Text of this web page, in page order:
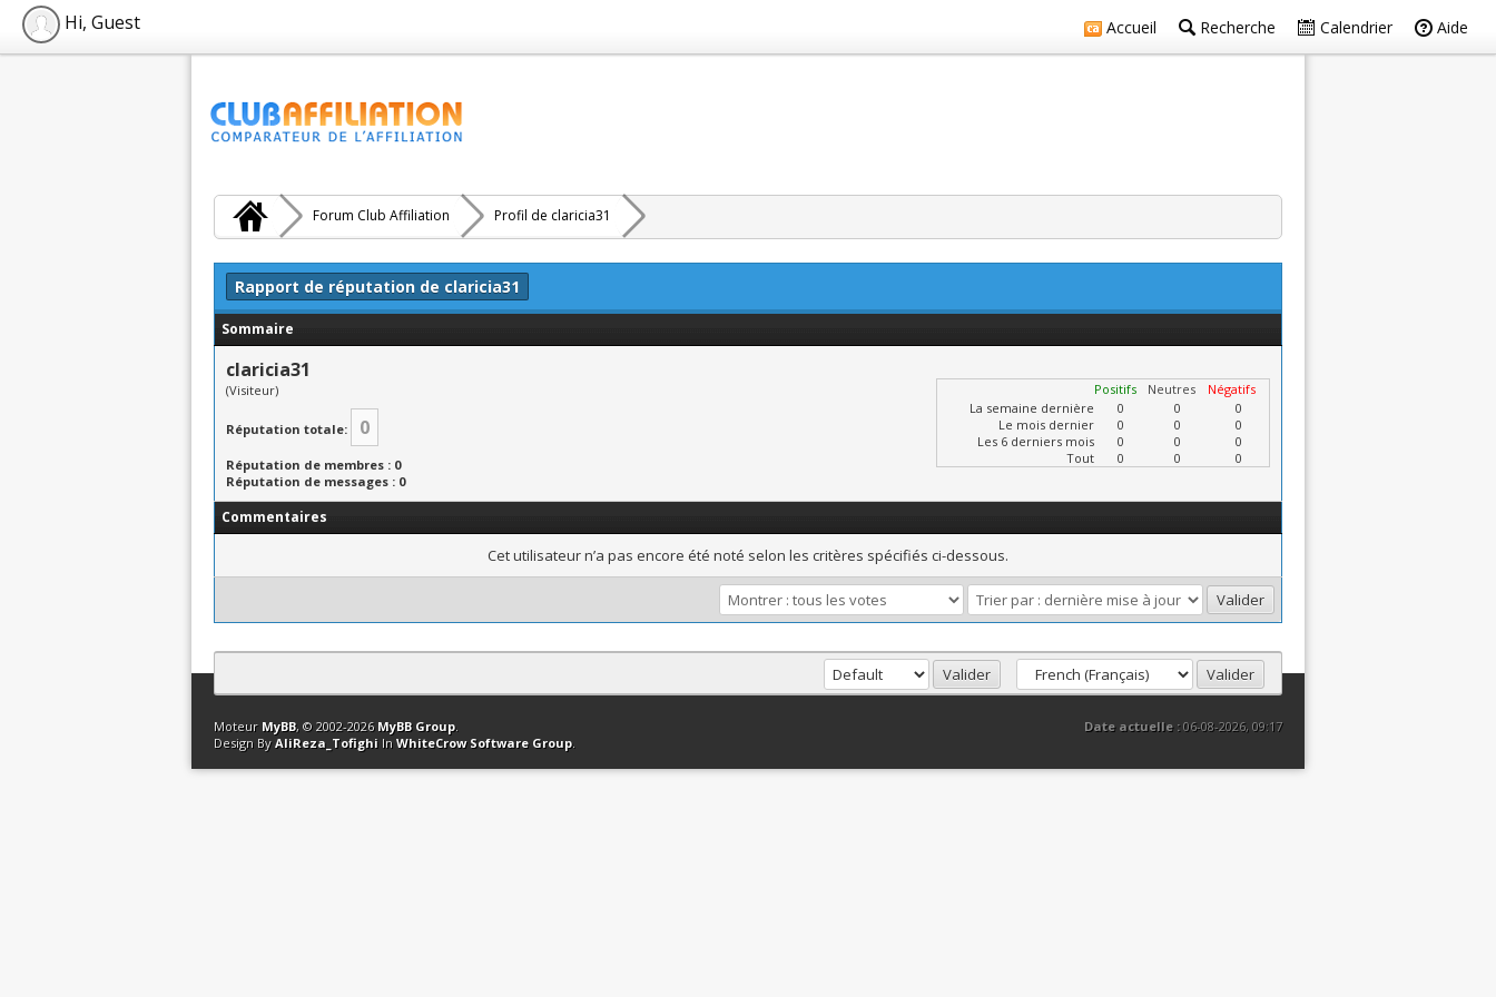
Accueil Recherche Calendrier Aide
Hi, Guest
Forum Club Affiliation Profil de claricia31
Rapport de réputation de claricia31
Sommaire
claricia31
(Visiteur)
Réputation totale: 0
Réputation de membres : 0
Réputation de messages : 0
Positifs Neutres
Négatifs
La semaine dernière
0 0
0
Le mois dernier
0 0
0
Les 6 derniers mois
0 0
0
Tout
0 0 0
Commentaires
Cet utilisateur n’a pas encore été noté selon les critères spécifiés ci-dessous.
Contact Club Affiliation Retourner en haut Version bas-débit (Archivé) Syndication RSS
Date actuelle :06-08-2026, 09:17
Moteur MyBB, © 2002-2026 MyBB Group.
Design By AliReza_Tofighi In WhiteCrow Software Group.